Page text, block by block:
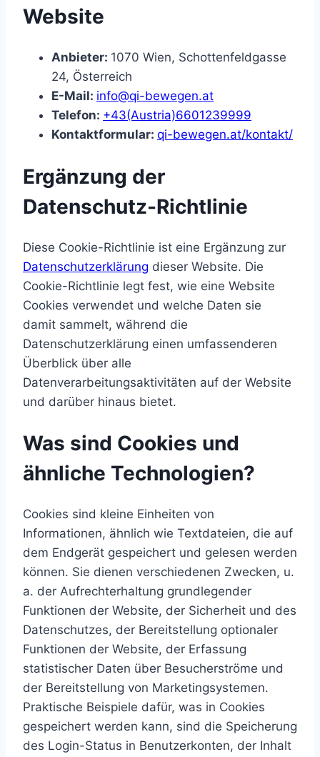
Website
Anbieter: 1070 Wien, Schottenfeldgasse
24, Österreich
E-Mail: info@qi-bewegen.at
Telefon: +43(Austria)6601239999
Kontaktformular: qi-bewegen.at/kontakt/
Ergänzung der
Datenschutz-Richtlinie
Diese Cookie-Richtlinie ist eine Ergänzung zur
Datenschutzerklärung dieser Website. Die
Cookie-Richtlinie legt fest, wie eine Website
Cookies verwendet und welche Daten sie
damit sammelt, während die
Datenschutzerklärung einen umfassenderen
Überblick über alle
Datenverarbeitungsaktivitäten auf der Website
und darüber hinaus bietet.
Was sind Cookies und
ähnliche Technologien?
Cookies sind kleine Einheiten von
Informationen, ähnlich wie Textdateien, die auf
dem Endgerät gespeichert und gelesen werden
können. Sie dienen verschiedenen Zwecken, u.
a. der Aufrechterhaltung grundlegender
Funktionen der Website, der Sicherheit und des
Datenschutzes, der Bereitstellung optionaler
Funktionen der Website, der Erfassung
statistischer Daten über Besucherströme und
der Bereitstellung von Marketingsystemen.
Praktische Beispiele dafür, was in Cookies
gespeichert werden kann, sind die Speicherung
des Login-Status in Benutzerkonten, der Inhalt